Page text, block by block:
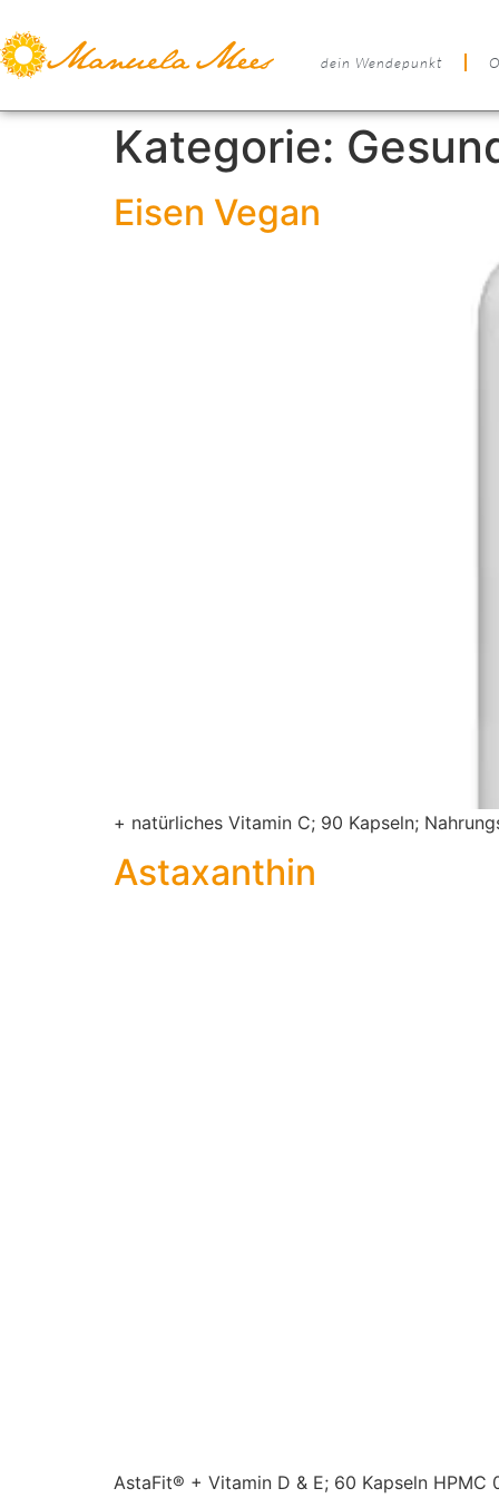
dein Wendepunkt
Kategorie:
Eisen Vegan
+ natürliches Vitamin C; 90 Kapseln;
Astaxanthin
AstaFit® + Vitamin D & E; 60 Kapseln HPMC